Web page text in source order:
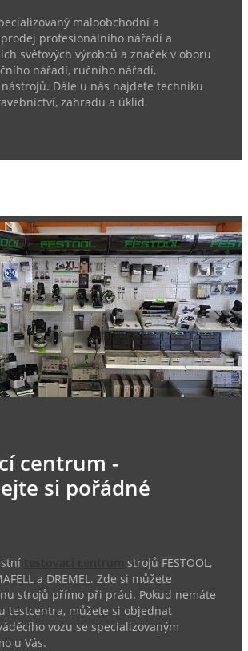
maloobchodní a
profesionálního nářadí a
světových výrobců a značek v oboru
nářadí, ručního nářadí,
Dále u nás najdete techniku
zahradu a úklid.
centrum -
si pořádné
strojů FESTOOL,
a DREMEL. Zde si můžete
strojů přímo při práci. Pokud nemáte
testcentra, můžete si objednat
vozu se specializovaným
u Vás.